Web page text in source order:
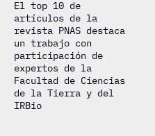
El top 10 de
artículos de la
revista PNAS destaca
un trabajo con
participación de
expertos de la
Facultad de Ciencias
de la Tierra y del
IRBio